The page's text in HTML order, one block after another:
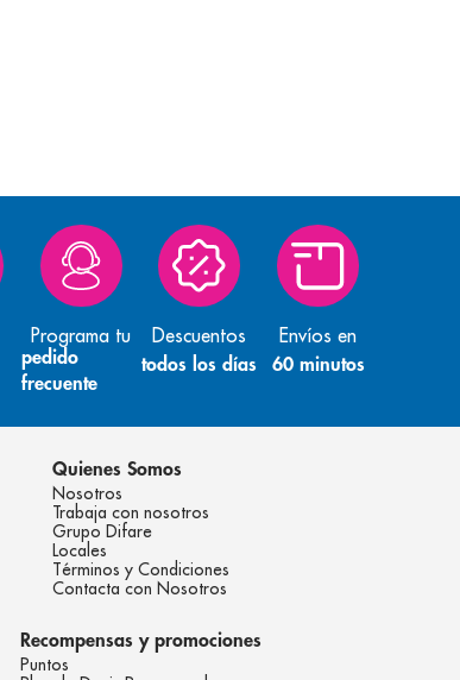
Programa tu
pedido
frecuente
Descuentos
todos los días
Envíos en
60 minutos
Quienes Somos
Nosotros
Trabaja con nosotros
Grupo Difare
Locales
Términos y Condiciones
Contacta con Nosotros
Recompensas y promociones
Puntos